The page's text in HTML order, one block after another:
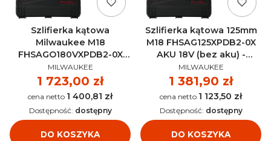
Szlifierka kątowa
Milwaukee M18
FHSAGO180VXPDB2-0X
AKU 18V (bez aku) -
4933498942
PRODUCENT
MILWAUKEE
Cena
1 723,00 zł
Cena 1 400,81 zł
DO KOSZYKA
Dostępność: dostępny
Szlifierka kątowa 125mm
M18 FHSAG125XPDB2-0X
AKU 18V (bez aku) -
4933493417
PRODUCENT
MILWAUKEE
Cena
1 381,90 zł
Cena 1 123,50 zł
DO KOSZYKA
Dostępność: dostępny